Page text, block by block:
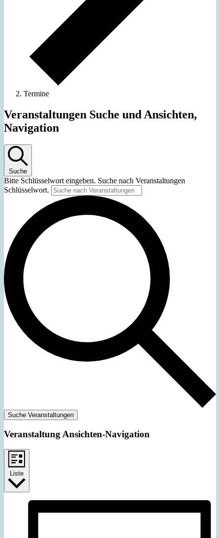
Termine
Veranstaltungen Suche und Ansichten,
Navigation
Suche
Bitte Schlüsselwort eingeben. Suche nach Veranstaltungen
Schlüsselwort.
Suche Veranstaltungen
Veranstaltung Ansichten-Navigation
Liste